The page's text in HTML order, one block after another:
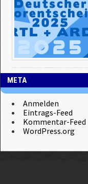
META
Anmelden
Eintrags-Feed
Kommentar-Feed
WordPress.org